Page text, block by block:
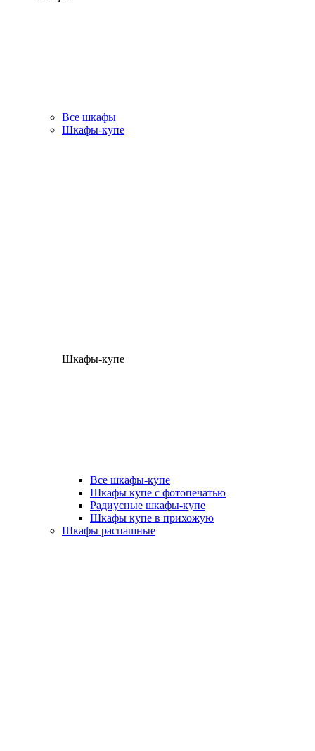
Все шкафы
Шкафы-купе
Шкафы-купе
Все шкафы-купе
Шкафы купе с фотопечатью
Радиусные шкафы-купе
Шкафы купе в прихожую
Шкафы распашные